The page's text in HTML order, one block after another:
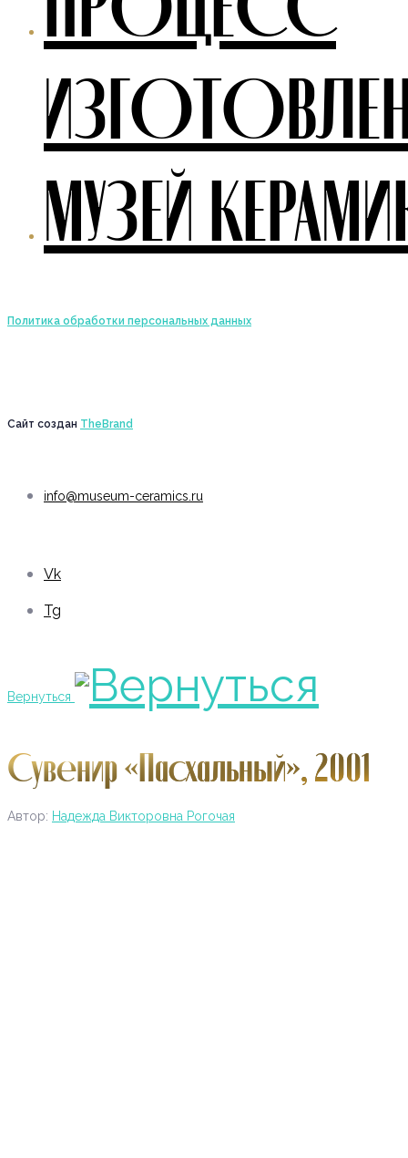
МУЗЕЙ
Политика обработки персональных данных
Сайт создан TheBrand
info@museum-ceramics.ru
Vk
Tg
Вернуться
Сувенир «Пасхальный», 2001
Автор: Надежда Викторовна Рогочая